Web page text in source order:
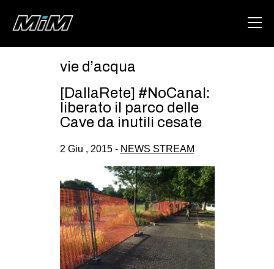
ABOUT
DEGENERAZIONE
GAZA FREESTYLE
CSOA LAMBRETTA
MSM
STUDENTI TSUNAMI
ZAM
vie d’acqua
[DallaRete] #NoCanal:
liberato il parco delle
Cave da inutili cesate
2 Giu , 2015 - NEWS STREAM